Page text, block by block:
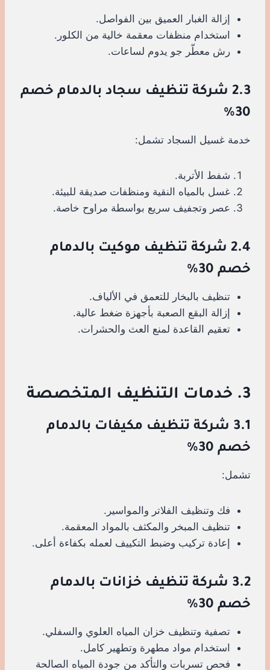
إزالة الغبار العميق بين الفواصل.
استخدام منظفات معقمة خالية من الكلور.
رش معطّر جو يدوم لساعات.
2.3 شركة تنظيف سجاد بالدمام خصم
30%
خدمة غسيل السجاد تشمل:
شفط الأتربة.
غسل بالمياه النقية ومنظفات صديقة للبيئة.
عصر وتجفيف سريع بواسطة مراوح خاصة.
2.4 شركة تنظيف موكيت بالدمام
خصم 30%
تنظيف بالبخار للتعمق في الألياف.
إزالة البقع الصعبة بأجهزة ضغط عالية.
تعقيم القاعدة لمنع العث والحشرات.
3. خدمات التنظيف المتخصصة
3.1 شركة تنظيف مكيفات بالدمام
خصم 30%
تشمل:
فك وتنظيف الفلاتر والمواسير.
تنظيف المبخر والمكثف بالمواد المعقمة.
إعادة تركيب وضبط التكييف لعمله بكفاءة أعلى.
3.2 شركة تنظيف خزانات بالدمام
خصم 30%
تصفية وتنظيف خزان المياه العلوي والسفلي.
استخدام مواد مطهرة وتطهير كامل.
فحص تسربات والتأكد من جودة المياه الصالحة